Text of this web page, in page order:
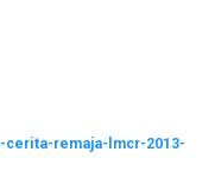
remaja-lmcr-2013-